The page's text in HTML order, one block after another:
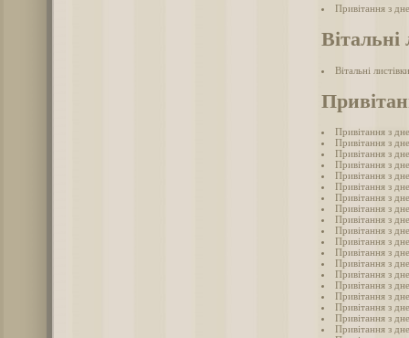
Привітання з
Вітальні
Вітальні
Привітання з
Привітання з
Привітання з
Привітання з
Привітання з
Привітання з
Привітання з
Привітання з
Привітання з
Привітання з
Привітання з
Привітання з
Привітання з
Привітання з
Привітання з
Привітання з
Привітання з
Привітання з
Привітання з